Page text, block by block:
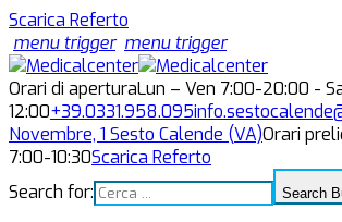
Scarica Referto
menu trigger menu trigger
Orari di aperturaLun – Ven 7:00-20:00 -
12:00+39.0331.958.095
Novembre, 1 Sesto Calende (VA)Orari
7:00-10:30Scarica Referto
Search for:
Search